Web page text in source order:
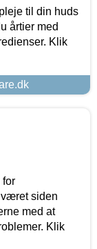
til din huds
årtier med
Klik
for
siden
med at
Klik